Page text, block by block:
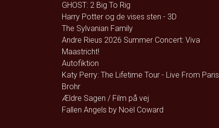
GHOST: 2 Big To Rig
Harry Potter og de vises sten - 3D
The Sylvanian Family
Andre Rieus 2026 Summer Concert: Viva
Maastricht!
Autofiktion
Katy Perry: The Lifetime Tour - Live From Paris
Brohr
Ældre Sagen / Film på vej
Fallen Angels by Noël Coward